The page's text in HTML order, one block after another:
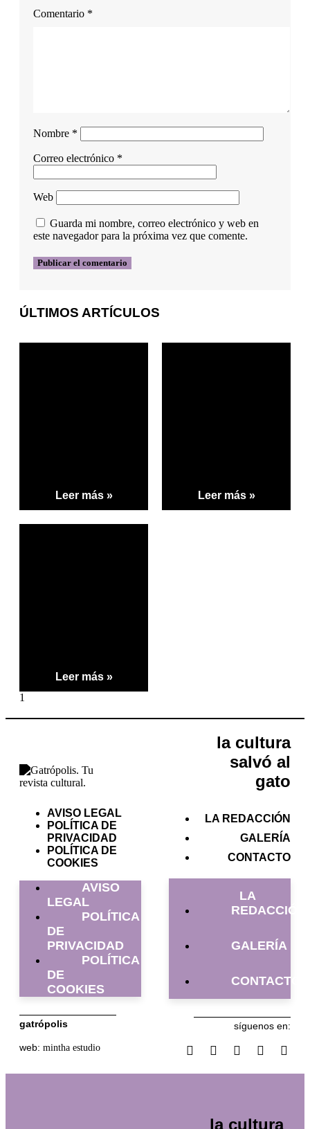
Comentario *
Nombre *
Correo electrónico *
Web
Guarda mi nombre, correo electrónico y web en
este navegador para la próxima vez que comente.
ÚLTIMOS ARTÍCULOS
Leer más » Leer más »
Leer más »
AVISO LEGAL
POLÍTICA DE
PRIVACIDAD
POLÍTICA DE
COOKIES
AVISO
LEGAL
POLÍTICA
DE
PRIVACIDAD
POLÍTICA
DE
COOKIES
gatrópolis
web: mintha estudio
la cultura
salvó al
gato
LA REDACCIÓN
GALERÍA
CONTACTO
LA
REDACCIÓN
GALERÍA
CONTACTO
síguenos en:
la cultura